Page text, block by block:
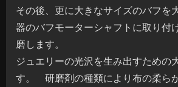
その後、更に大きなサイズのバフを
器のバフモーターシャフトに取り付
磨します。
ジュエリーの光沢を生み出すための
す。 研磨剤の種類により布の柔ら